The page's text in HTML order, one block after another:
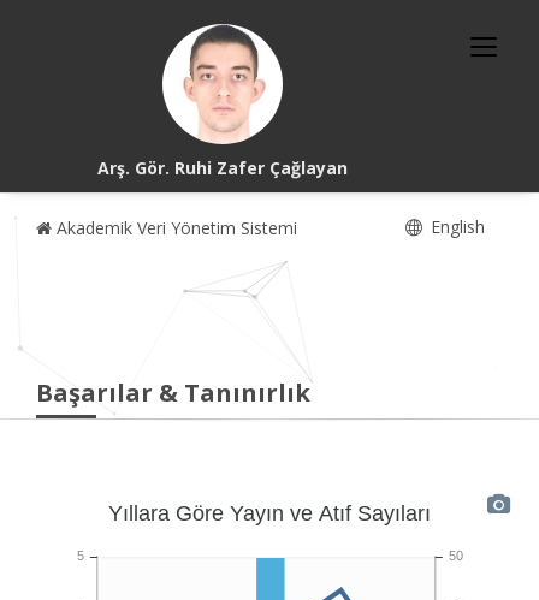
Arş. Gör. Ruhi Zafer Çağlayan
Akademik Veri Yönetim Sistemi English
Başarılar & Tanınırlık
Yıllara Göre Yayın ve Atıf Sayıları
50
5